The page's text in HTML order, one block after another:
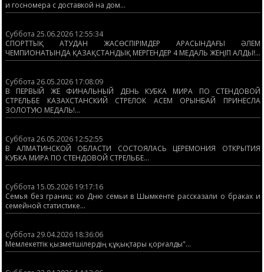
и госномера с доставкой на дом...
Суббота 25.06.2026 12:55:34
СПОРТТЫҚ АТУДАН ЖАСӨСПІРІМДЕР АРАСЫНДАҒЫ ӘЛЕМ
ЧЕМПИОНАТЫНДА ҚАЗАҚСТАНДЫҚ МЕРГЕНДЕР 4 МЕДАЛЬ ЖЕҢІП АЛДЫ!...
Суббота 26.05.2026 17:08:09
В ПЕРВЫЙ ЖЕ ФИНАЛЬНЫЙ ДЕНЬ КУБКА МИРА ПО СТЕНДОВОЙ
СТРЕЛЬБЕ КАЗАХСТАНСКИЙ СТРЕЛОК АСЕМ ОРЫНБАЙ ПРИНЕСЛА
ЗОЛОТУЮ МЕДАЛЬ!...
Суббота 26.05.2026 12:52:55
В АЛМАТИНСКОЙ ОБЛАСТИ СОСТОЯЛАСЬ ЦЕРЕМОНИЯ ОТКРЫТИЯ
КУБКА МИРА ПО СТЕНДОВОЙ СТРЕЛЬБЕ...
Суббота 15.05.2026 19:17:16
Семья без границ: ко Дню семьи в Шымкенте рассказали о браках и
семейной статистике...
Суббота 29.04.2026 18:36:06
Мемлекеттік қызметшілердің құқықтары қорғалды"...